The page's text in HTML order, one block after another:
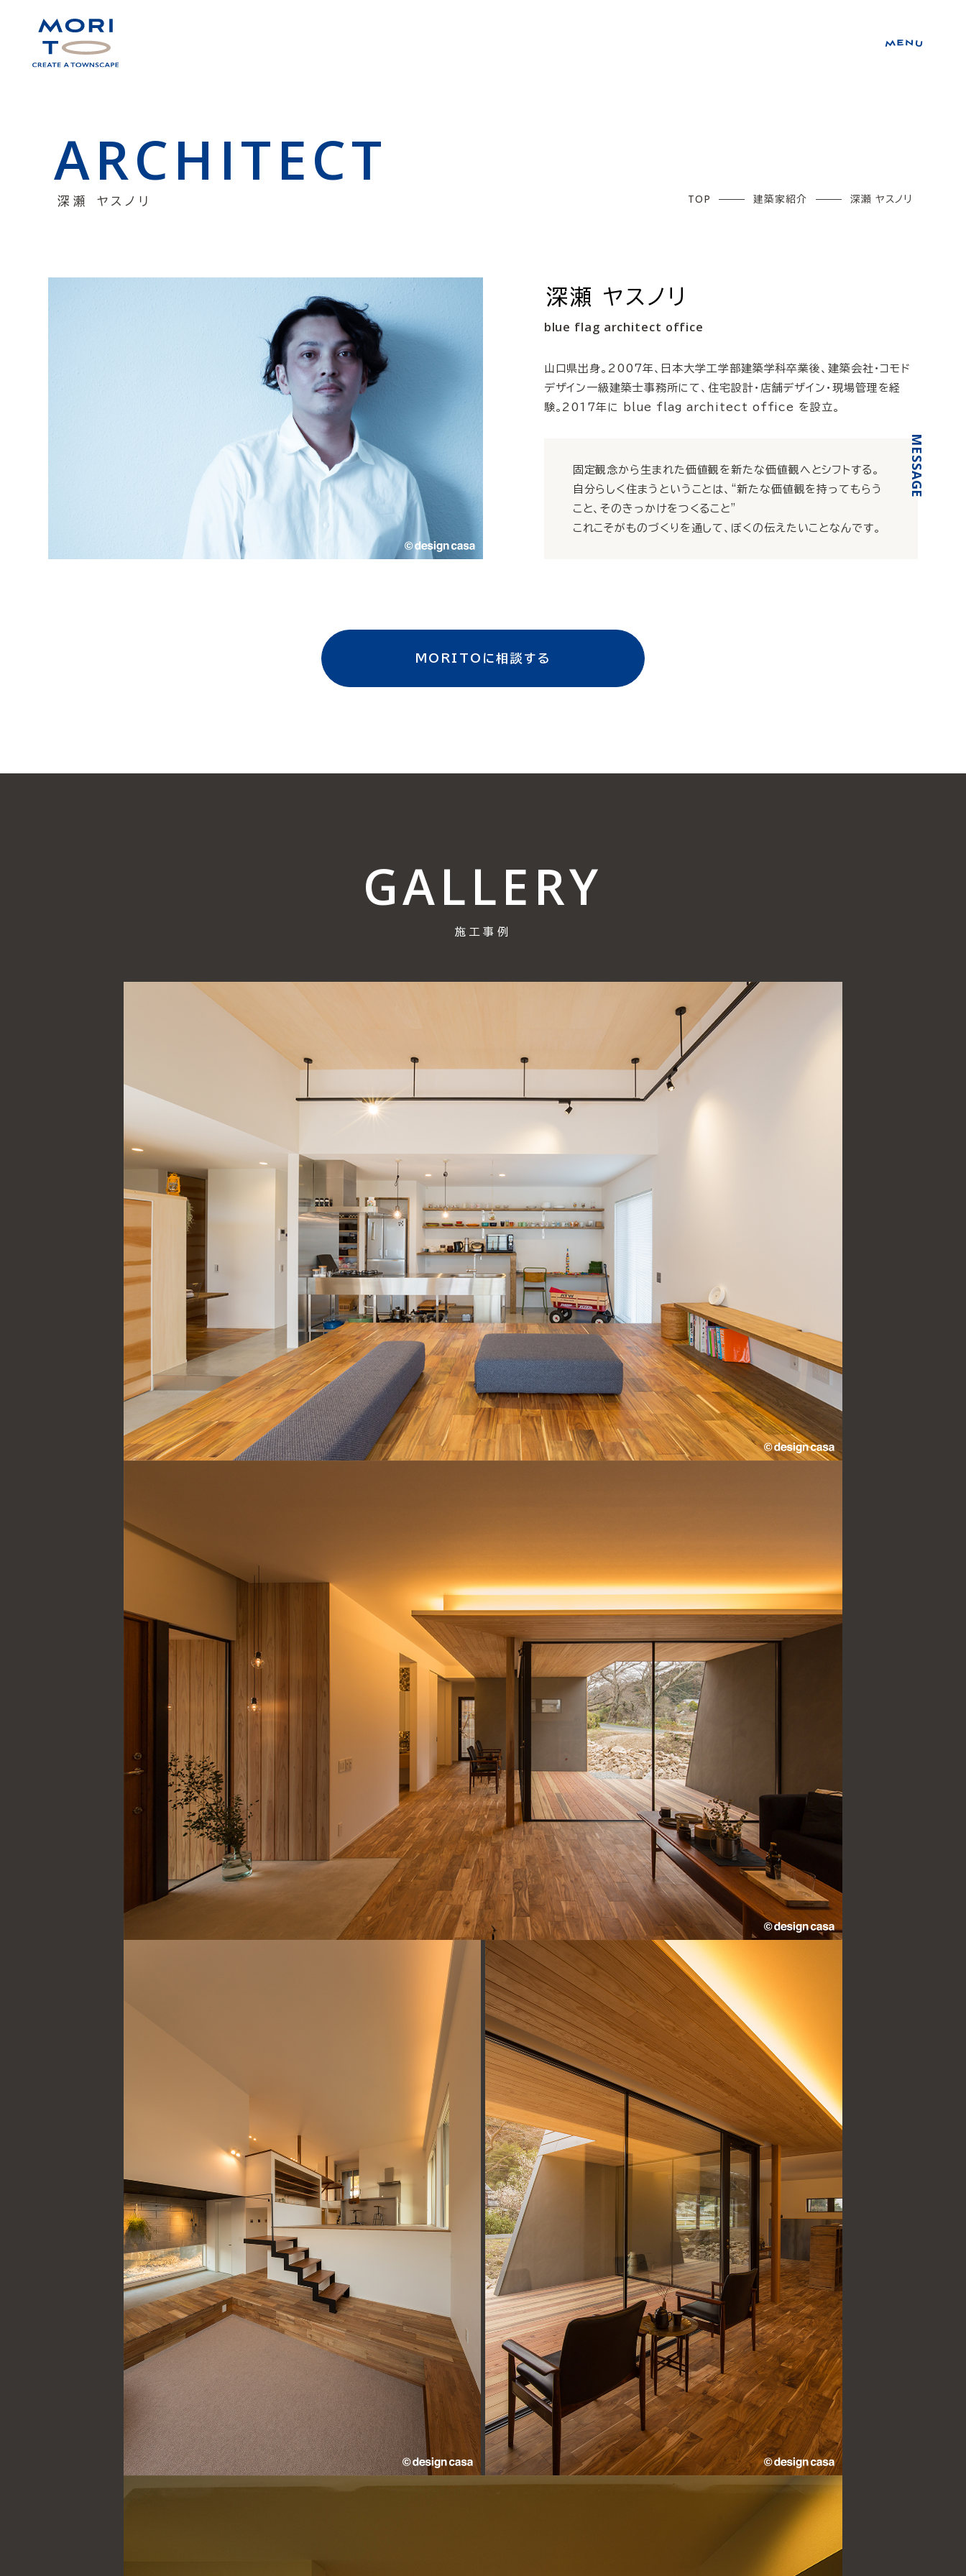
ARCHITECT
深瀬 ヤスノリ TOP 建築家紹介 深瀬 ヤスノリ
深瀬 ヤスノリ
blue flag architect office
山口県出身。2007年、日本大学工学部建築学科卒業後、建築会社・コモド
デザイン一級建築士事務所にて、住宅設計・店舗デザイン・現場管理を経
験。2017年に blue flag architect office を設立。
固定観念から生まれた価値観を新たな価値観へとシフトする。
自分らしく住まうということは、“新たな価値観を持ってもらう
こと、そのきっかけをつくること”
これこそがものづくりを通して、ぼくの伝えたいことなんです。
MORITOに相談する
GALLERY
施工事例